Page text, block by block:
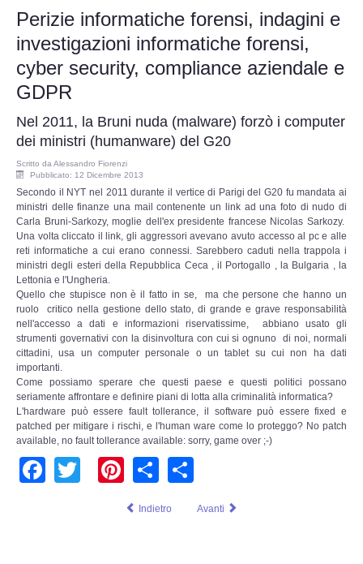
Perizia DVR
Perizia IoT e IIoT
Perizia Ransomware Malware
Perizia Incidente Stradale
Perizia Data Breach
INDAGINI DIGITALI
Digital Intelligence OSINT
Indagini su computer
Indagini Smartphone,Tablet
Copia/Acquisizione Forense
Bonifiche Digitali
Perizie informatiche forensi, indagini e
investigazioni informatiche forensi,
cyber security, compliance aziendale e
GDPR
Nel 2011, la Bruni nuda (malware) forzò i computer
dei ministri (humanware) del G20
Scritto da Alessandro Fiorenzi
Pubblicato: 12 Dicembre 2013
Secondo il NYT nel 2011 durante il vertice di Parigi del G20 fu mandata ai
ministri delle finanze una mail contenente un link ad una foto di nudo di
Carla Bruni-Sarkozy, moglie dell'ex presidente francese Nicolas Sarkozy.
Una volta cliccato il link, gli aggressori avevano avuto accesso al pc e alle
reti informatiche a cui erano connessi. Sarebbero caduti nella trappola i
ministri degli esteri della Repubblica Ceca , il Portogallo , la Bulgaria , la
Lettonia e l'Ungheria.
Quello che stupisce non è il fatto in se, ma che persone che hanno un
ruolo critico nella gestione dello stato, di grande e grave responsabilità
nell'accesso a dati e informazioni riservatissime, abbiano usato gli
strumenti governativi con la disinvoltura con cui si ognuno di noi, normali
cittadini, usa un computer personale o un tablet su cui non ha dati
importanti.
Come possiamo sperare che questi paese e questi politici possano
seriamente affrontare e definire piani di lotta alla criminalità informatica?
L'hardware può essere fault tollerance, il software può essere fixed e
patched per mitigare i rischi, e l'human ware come lo proteggo? No patch
available, no fault tollerance available: sorry, game over ;-)
Facebook
TwitterPinterest
Share
Indietro Avanti